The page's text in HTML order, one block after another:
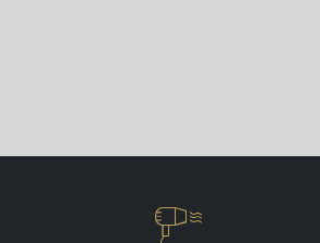
